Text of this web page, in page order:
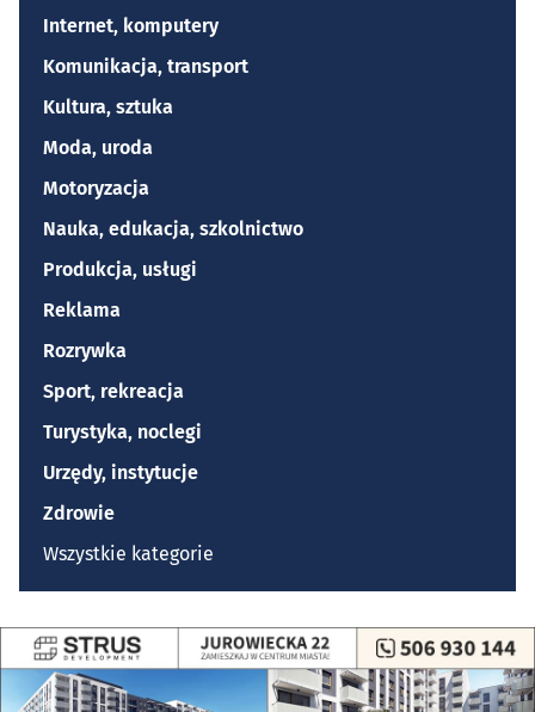
Internet, komputery
Komunikacja, transport
Kultura, sztuka
Moda, uroda
Motoryzacja
Nauka, edukacja, szkolnictwo
Produkcja, usługi
Reklama
Rozrywka
Sport, rekreacja
Turystyka, noclegi
Urzędy, instytucje
Zdrowie
Wszystkie kategorie